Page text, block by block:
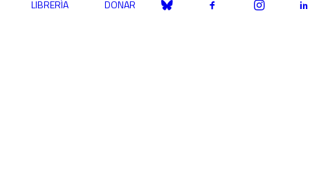
LIBRERÍA DONAR